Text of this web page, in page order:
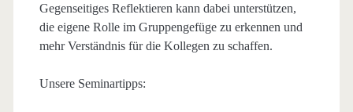
Gegenseitiges Reflektieren kann dabei unterstützen,
die eigene Rolle im Gruppengefüge zu erkennen und
mehr Verständnis für die Kollegen zu schaffen.
Unsere Seminartipps: